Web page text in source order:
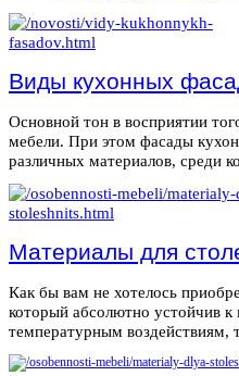
Виды кухонных
Основной тон в восприятии
мебели. При этом фасады
различных материалов,
Материалы для
Как бы вам не хотелось
который абсолютно устойчив
температурным воздействиям,